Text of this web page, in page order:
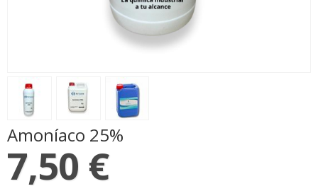
Amoníaco 25%
7,50 €